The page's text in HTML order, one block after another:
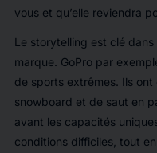
vous et qu’elle reviendra
Le storytelling est clé
marque. GoPro par
de sports extrêmes. Ils
snowboard et de saut en
avant les capacités
conditions difficiles, tout